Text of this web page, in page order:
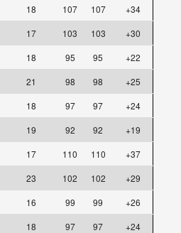
18 107 107
+34
17 103 103
+30
18 95 95
+22
21 98 98
+25
18 97 97
+24
19 92 92
+19
17 110 110
+37
23 102 102
+29
16 99 99
+26
18 97 97
+24